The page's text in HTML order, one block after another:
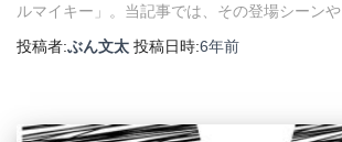
ルマイキー」。当記事では、その登場シーンや
投稿者:ぶん文太 投稿日時:6年前